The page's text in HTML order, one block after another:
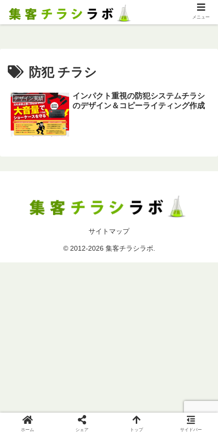
防犯 チラシ
デザイン実績
インパクト重視の防犯システムチラシ
のデザイン＆コピーライティング作成
サイトマップ
© 2012-2026 集客チラシラボ.
メニュー
ホーム シェア トップ サイドバー